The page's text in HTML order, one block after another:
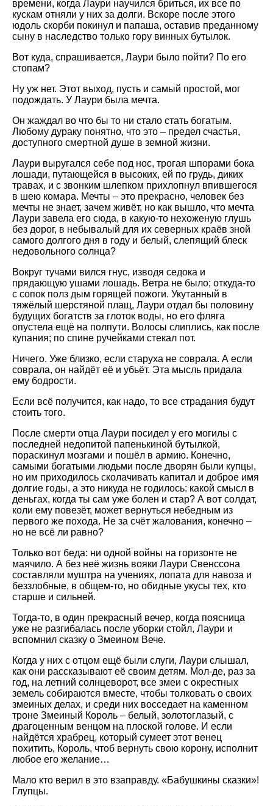
времени, когда Лаури научился бриться, их все по
кускам отняли у них за долги. Вскоре после этого
юдоль скорби покинул и папаша, оставив преданному
сыну в наследство только гору винных бутылок.
Вот куда, спрашивается, Лаури было пойти? По его
стопам?
Ну уж нет. Этот выход, пусть и самый простой, мог
подождать. У Лаури была мечта.
Он жаждал во что бы то ни стало стать богатым.
Любому дураку понятно, что это – предел счастья,
доступного смертной душе в земной жизни.
Лаури выругался себе под нос, трогая шпорами бока
лошади, путающейся в высоких, ей по грудь, диких
травах, и с звонким шлепком прихлопнул впившегося
в шею комара. Мечты – это прекрасно, человек без
мечты не знает, зачем живёт, но как вышло, что мечта
Лаури завела его сюда, в какую-то нехоженую глушь
без дорог, в небывалый для их северных краёв зной
самого долгого дня в году и белый, слепящий блеск
недовольного солнца?
Вокруг тучами вился гнус, изводя седока и
прядающую ушами лошадь. Ветра не было; откуда-то
с сопок полз дым горящей пожоги. Укутанный в
тяжёлый шерстяной плащ, Лаури отдал бы половину
будущих богатств за глоток воды, но его фляга
опустела ещё на полпути. Волосы слиплись, как после
купания; по спине ручейками стекал пот.
Ничего. Уже близко, если старуха не соврала. А если
соврала, он найдёт её и убьёт. Эта мысль придала
ему бодрости.
Если всё получится, как надо, то все страдания будут
стоить того.
После смерти отца Лаури посидел у его могилы с
последней недопитой папенькиной бутылкой,
пораскинул мозгами и пошёл в армию. Конечно,
самыми богатыми людьми после дворян были купцы,
но им приходилось сколачивать капитал и доброе имя
долгие годы, а это никуда не годилось: какой смысл в
деньгах, когда ты сам уже болен и стар? А вот солдат,
коли ему повезёт, может вернуться небедным из
первого же похода. Не за счёт жалования, конечно –
но не всё ли равно?
Только вот беда: ни одной войны на горизонте не
маячило. А без неё жизнь вояки Лаури Свенссона
составляли муштра на учениях, лопата для навоза и
беззлобные, в общем-то, но обидные укусы тех, кто
старше и сильней.
Тогда-то, в один прекрасный вечер, когда поясница
уже не разгибалась после уборки стойл, Лаури и
вспомнил сказку о Змеином Вече.
Когда у них с отцом ещё были слуги, Лаури слышал,
как они рассказывают её своим детям. Мол-де, раз за
год, на летний солнцеворот, все змеи с окрестных
земель собираются вместе, чтобы толковать о своих
змеиных делах, и среди них восседает на каменном
троне Змеиный Король – белый, золотоглазый, с
драгоценным венцом на плоской голове. И если
найдётся храбрец, который сумеет этот венец
похитить, Король, чтоб вернуть свою корону, исполнит
любое его желание…
Мало кто верил в это взаправду. «Бабушкины сказки»!
Глупцы.